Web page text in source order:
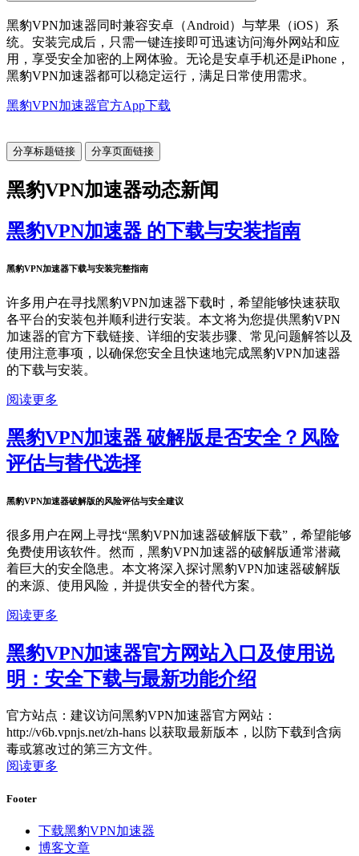
黑豹VPN加速器同时兼容安卓（Android）与苹果（iOS）系
统。安装完成后，只需一键连接即可迅速访问海外网站和应
用，享受安全加密的上网体验。无论是安卓手机还是iPhone，
黑豹VPN加速器都可以稳定运行，满足日常使用需求。
黑豹VPN加速器官方App下载
分享标题链接 分享页面链接
黑豹VPN加速器动态新闻
黑豹VPN加速器 的下载与安装指南
黑豹VPN加速器下载与安装完整指南
许多用户在寻找黑豹VPN加速器下载时，希望能够快速获取
各平台的安装包并顺利进行安装。本文将为您提供黑豹VPN
加速器的官方下载链接、详细的安装步骤、常见问题解答以及
使用注意事项，以确保您安全且快速地完成黑豹VPN加速器
的下载与安装。
阅读更多
黑豹VPN加速器 破解版是否安全？风险
评估与替代选择
黑豹VPN加速器破解版的风险评估与安全建议
很多用户在网上寻找“黑豹VPN加速器破解版下载”，希望能够
免费使用该软件。然而，黑豹VPN加速器的破解版通常潜藏
着巨大的安全隐患。本文将深入探讨黑豹VPN加速器破解版
的来源、使用风险，并提供安全的替代方案。
阅读更多
黑豹VPN加速器官方网站入口及使用说
明：安全下载与最新功能介绍
官方站点：建议访问黑豹VPN加速器官方网站：
http://v6b.vpnjs.net/zh-hans 以获取最新版本，以防下载到含病
毒或篡改过的第三方文件。
阅读更多
Footer
下载黑豹VPN加速器
博客文章